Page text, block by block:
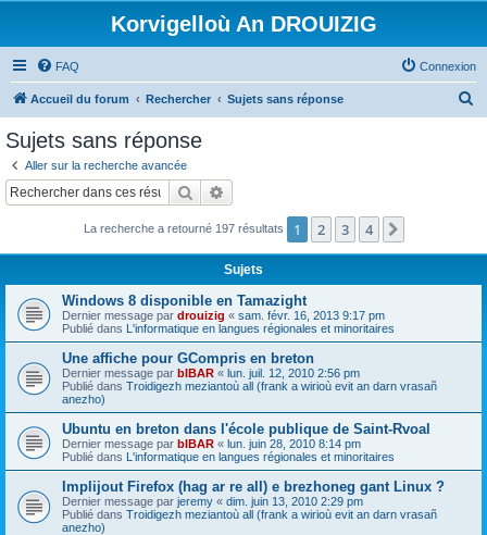
Korvigelloù An DROUIZIG
FAQ Connexion
Accueil du forum Rechercher Sujets sans réponse
c
Sujets sans réponse
Aller sur la recherche avancée
Rechercher
La recherche a retourné 197 résultats 1 2 3 4
Sujets
Windows 8 disponible en Tamazight
Dernier message par drouizig « sam. févr. 16, 2013 9:17 pm
Publié dans L'informatique en langues régionales et minoritaires
Une affiche pour GCompris en breton
Dernier message par bIBAR « lun. juil. 12, 2010 2:56 pm
Publié dans Troidigezh meziantoù all (frank a wirioù evit an darn vrasañ
anezho)
Ubuntu en breton dans l'école publique de Saint-Rvoal
Dernier message par bIBAR « lun. juin 28, 2010 8:14 pm
Publié dans L'informatique en langues régionales et minoritaires
Implijout Firefox (hag ar re all) e brezhoneg gant Linux ?
Dernier message par jeremy « dim. juin 13, 2010 2:29 pm
Publié dans Troidigezh meziantoù all (frank a wirioù evit an darn vrasañ
anezho)